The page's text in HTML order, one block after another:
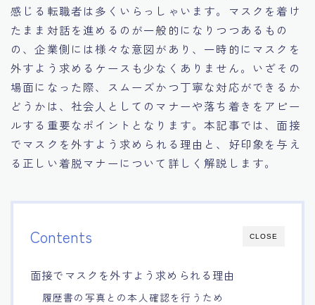
15.職場適応力をアピールする方法
16.エージェントと良好な関係を築く方法
17.面接でブランクを効果的に伝える方法
18.転職後の職場に適応するためのヒント
感じる転職者は多くいらっしゃいます。マスクを着け
たまま対話を進めるのが一般的になりつつあるもの
の、企業側には様々な意図があり、一時的にマスクを
外すよう求めるケースも少なくありません。いざその
場面になった際、スムーズかつ丁寧な対応ができるか
どうかは、社会人としてのマナーや落ち着きをアピー
ルする重要なポイントとなります。本記事では、面接
でマスクを外すよう求められる理由と、好印象を与え
る正しい着脱マナーについて詳しく解説します。
CLOSE
Contents
面接でマスクを外すよう求められる理由
履歴書の写真との本人確認を行うため